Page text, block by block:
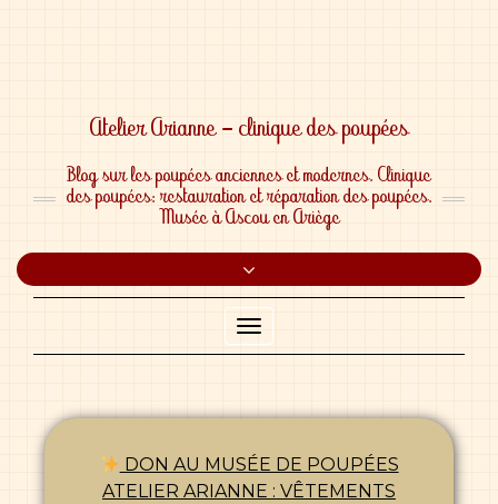
header
Blog sur les poupées anciennes et modernes. Clinique
des poupées: restauration et réparation des poupées.
Musée à Ascou en Ariège
Toggle
Navigation
DON AU MUSÉE DE POUPÉES
ATELIER ARIANNE : VÊTEMENTS